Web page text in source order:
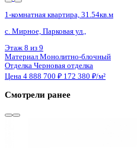
1-комнатная квартира, 31.54кв.м
с. Мирное, Парковая ул.,
Этаж 9 из 9
Отделка Черновая отделка